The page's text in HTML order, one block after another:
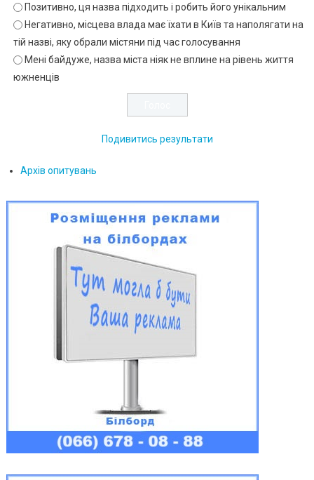
Позитивно, ця назва підходить і робить його унікальним
Негативно, місцева влада має їхати в Київ та наполягати на
тій назві, яку обрали містяни під час голосування
Мені байдуже, назва міста ніяк не вплине на рівень життя
южненців
Подивитись результати
Архів опитувань